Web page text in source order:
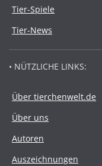
Tier-Spiele
Tier-News
• NÜTZLICHE LINKS:
Über tierchenwelt.de
Über uns
Autoren
Auszeichnungen